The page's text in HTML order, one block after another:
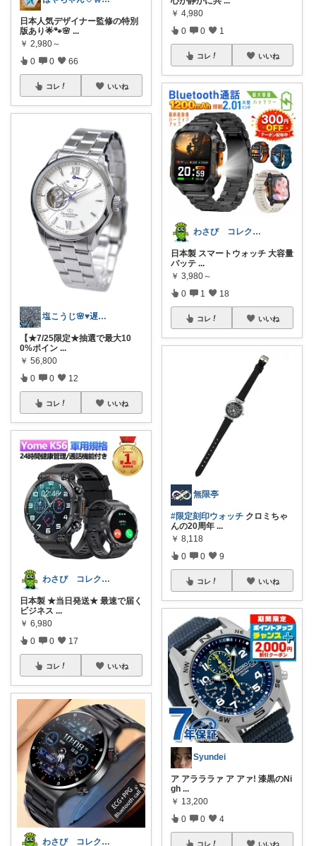
日本人気デザイナー監修の特別
版あり🌟🐾🌸 ...
￥ 2,980～
0 0 66
コレ いいね
塩こうじ🌸♥️遅れてます🙏💦
【★7/25限定★抽選で最大10
0%ポイン ...
￥ 56,800
0 0 12
コレ いいね
わさび コレクションもご利用ください
日本製 ★当日発送★ 最速で届く
ビジネス ...
￥ 6,980
0 0 17
コレ いいね
わさび コレクションもご利用ください
￥ 4,980
0 0 1
コレ いいね
わさび コレクションもご利用ください
日本製 スマートウォッチ 大容量
バッテ ...
￥ 3,980～
0 1 18
コレ いいね
無限亭
#限定刻印ウォッチ クロミちゃ
んの20周年 ...
￥ 8,118
0 0 9
コレ いいね
Syundei
ア アラララァ ア アァ! 漆黒のNi
gh ...
￥ 13,200
0 0 4
コレ いいね